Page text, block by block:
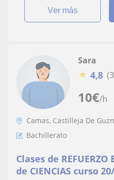
ver más
10€/h
Sara
★ 4,8
Camas, Castilleja De
Bachillerato
Clases de
de CIENCIAS curso